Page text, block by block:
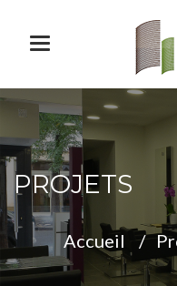
Toggle navigation
PROJETS
Accueil